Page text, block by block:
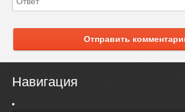
Отправить
Навигация